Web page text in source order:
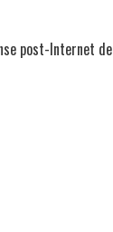
post-Internet de